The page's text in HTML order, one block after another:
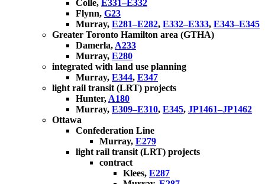
Colle, E331–E332
Flynn, G23
Murray, E281–E282, E332–E333, E343–E345
Greater Toronto Hamilton area (GTHA)
Damerla, A233
Murray, E280
integrated with land use planning
Murray, E344, E347
light rail transit (LRT) projects
Hunter, A180
Murray, E309–E310, E345, JP1461–JP1462
Ottawa
Confederation Line
Murray, E279
light rail transit (LRT) projects
contract
Klees, E287